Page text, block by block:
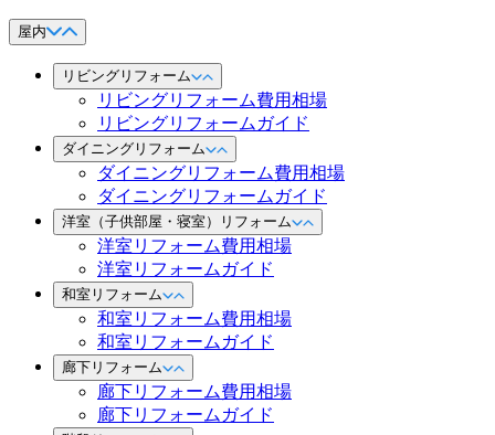
屋内
リビングリフォーム
リビングリフォーム費用相場
リビングリフォームガイド
ダイニングリフォーム
ダイニングリフォーム費用相場
ダイニングリフォームガイド
洋室（子供部屋・寝室）リフォーム
洋室リフォーム費用相場
洋室リフォームガイド
和室リフォーム
和室リフォーム費用相場
和室リフォームガイド
廊下リフォーム
廊下リフォーム費用相場
廊下リフォームガイド